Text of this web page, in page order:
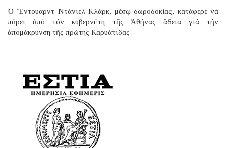
Ὁ Ἔντουαρντ Ντάνιελ Κλάρκ, μέσῳ δωροδοκίας, κατάφερε νά
πάρει ἀπό τόν κυβερνήτη τῆς Ἀθήνας ἄδεια γιά τήν
ἀπομάκρυνση τῆς πρώτης Καρυάτιδας